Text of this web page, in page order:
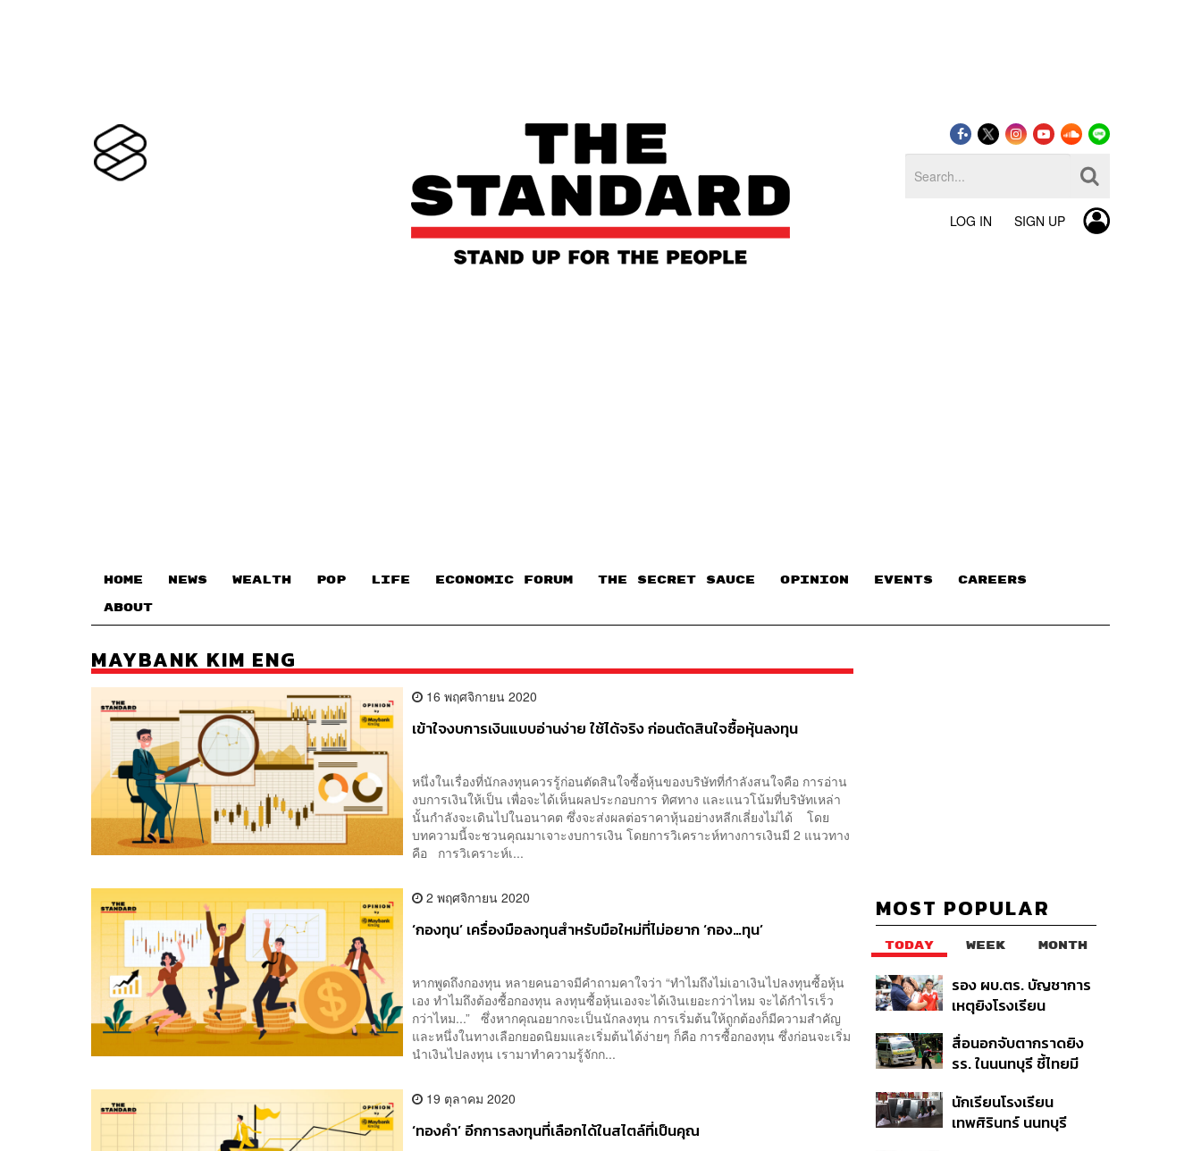
LOG IN SIGN UP
HOME NEWS WEALTH POP LIFE ECONOMIC FORUM THE SECRET SAUCE​ OPINION EVENTS CAREERS
ABOUT
MAYBANK KIM ENG
16 พฤศจิกายน 2020
เข้าใจงบการเงินแบบอ่านง่าย ใช้ได้จริง ก่อนตัดสินใจซื้อหุ้นลงทุน
หนึ่งในเรื่องที่นักลงทุนควรรู้ก่อนตัดสินใจซื้อหุ้นของบริษัทที่กำลังสนใจคือ การอ่าน
งบการเงินให้เป็น เพื่อจะได้เห็นผลประกอบการ ทิศทาง และแนวโน้มที่บริษัทเหล่า
นั้นกำลังจะเดินไปในอนาคต ซึ่งจะส่งผลต่อราคาหุ้นอย่างหลีกเลี่ยงไม่ได้ โดย
บทความนี้จะชวนคุณมาเจาะงบการเงิน โดยการวิเคราะห์ทางการเงินมี 2 แนวทาง
คือ การวิเคราะห์เ...
2 พฤศจิกายน 2020
‘กองทุน’ เครื่องมือลงทุนสำหรับมือใหม่ที่ไม่อยาก ‘กอง…ทุน’
หากพูดถึงกองทุน หลายคนอาจมีคำถามคาใจว่า “ทำไมถึงไม่เอาเงินไปลงทุนซื้อหุ้น
เอง ทำไมถึงต้องซื้อกองทุน ลงทุนซื้อหุ้นเองจะได้เงินเยอะกว่าไหม จะได้กำไรเร็ว
กว่าไหม...” ซึ่งหากคุณอยากจะเป็นนักลงทุน การเริ่มต้นให้ถูกต้องก็มีความสำคัญ
และหนึ่งในทางเลือกยอดนิยมและเริ่มต้นได้ง่ายๆ ก็คือ การซื้อกองทุน ซึ่งก่อนจะเริ่ม
นำเงินไปลงทุน เรามาทำความรู้จักก...
19 ตุลาคม 2020
‘ทองคำ’ อีกการลงทุนที่เลือกได้ในสไตล์ที่เป็นคุณ
MOST POPULAR
TODAY WEEK MONTH
รอง ผบ.ตร. บัญชาการ
เหตุยิงโรงเรียน
ค้นหา 2 รอบยืนยันไร้คน
ติดค้าง พบศพปู่-ย่าที่
สื่อนอกจับตากราดยิง
รร. ในนนทบุรี ชี้ไทยมี
ในระดับต้นของภูมิภาค
นักเรียนโรงเรียน
เทพศิรินทร์ นนทบุรี